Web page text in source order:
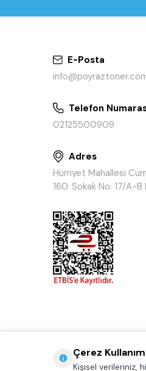
E-Posta
Telefon
02125500909
Adres
Hürriyet Mahallesi
160. Sokak No: 17/A-
Çerez
Kişisel verileriniz,